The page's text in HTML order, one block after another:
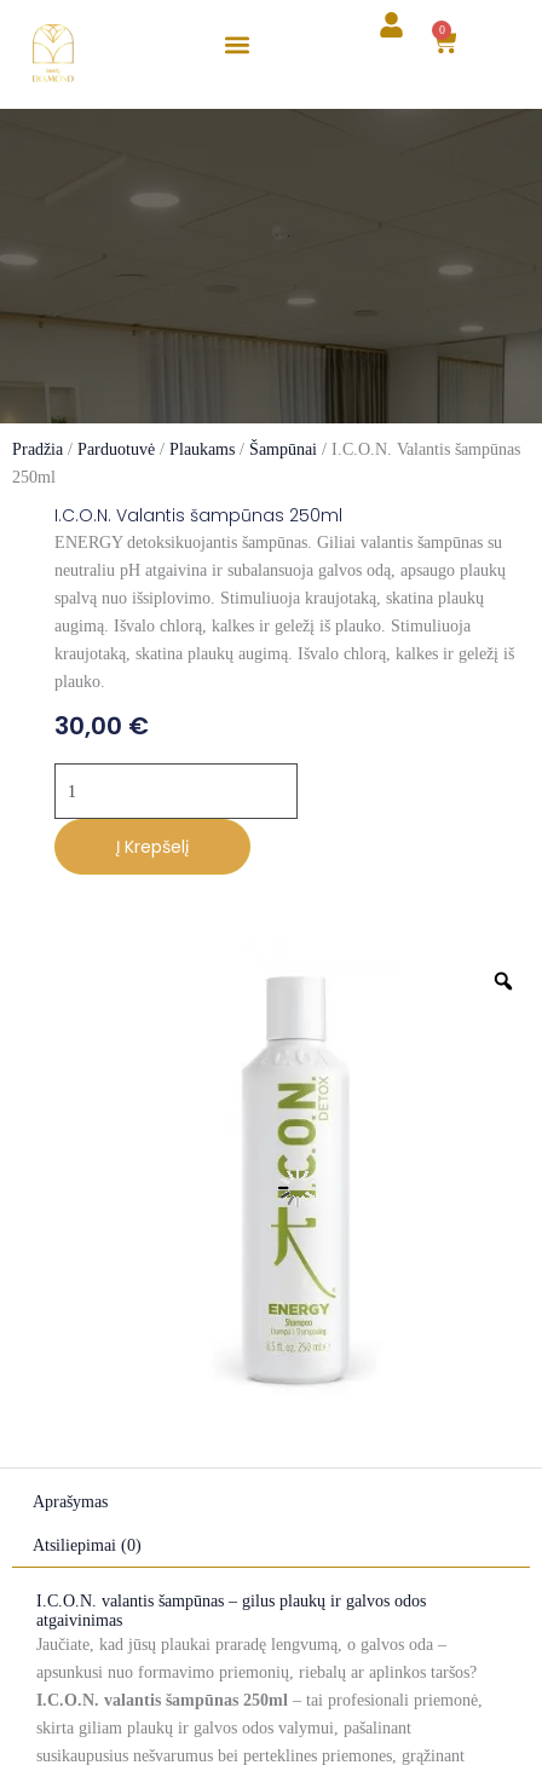
turinio
0
Cart
Pradžia / Parduotuvė / Plaukams / Šampūnai / I.C.O.N. Valantis šampūnas
250ml
I.C.O.N. Valantis šampūnas 250ml
ENERGY detoksikuojantis šampūnas. Giliai valantis šampūnas su
neutraliu pH atgaivina ir subalansuoja galvos odą, apsaugo plaukų
spalvą nuo išsiplovimo. Stimuliuoja kraujotaką, skatina plaukų
augimą. Išvalo chlorą, kalkes ir geležį iš plauko. Stimuliuoja
kraujotaką, skatina plaukų augimą. Išvalo chlorą, kalkes ir geležį iš
plauko.
30,00 €
I.C.O.N.
Valantis
Į Krepšelį
Aprašymas
Atsiliepimai (0)
I.C.O.N. valantis šampūnas – gilus plaukų ir galvos odos
atgaivinimas
Jaučiate, kad jūsų plaukai praradę lengvumą, o galvos oda –
apsunkusi nuo formavimo priemonių, riebalų ar aplinkos taršos?
I.C.O.N. valantis šampūnas 250ml – tai profesionali priemonė,
skirta giliam plaukų ir galvos odos valymui, pašalinant
susikaupusius nešvarumus bei perteklines priemones, grąžinant